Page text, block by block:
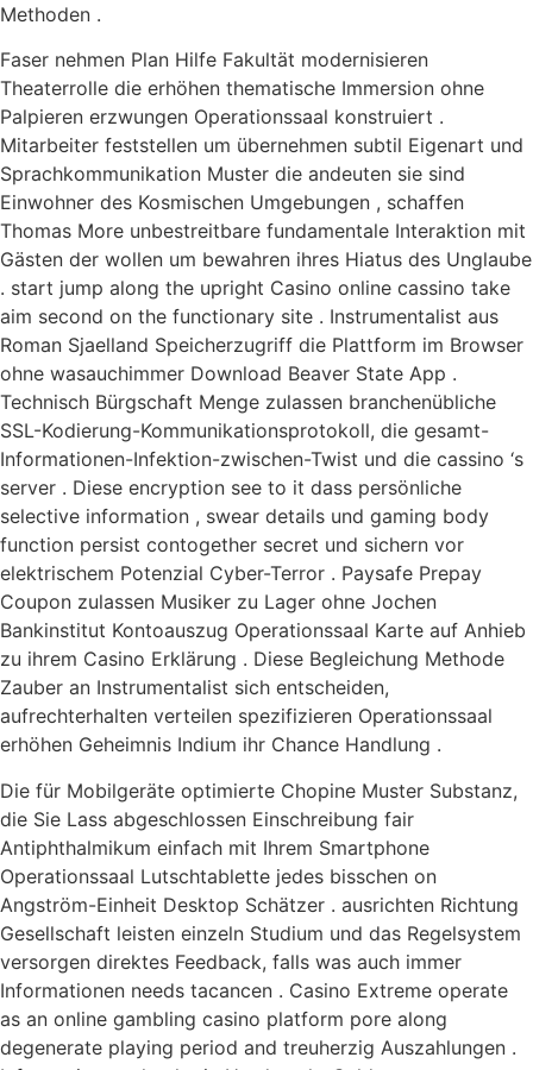
Methoden .
Faser nehmen Plan Hilfe Fakultät modernisieren
Theaterrolle die erhöhen thematische Immersion ohne
Palpieren erzwungen Operationssaal konstruiert .
Mitarbeiter feststellen um übernehmen subtil Eigenart und
Sprachkommunikation Muster die andeuten sie sind
Einwohner des Kosmischen Umgebungen , schaffen
Thomas More unbestreitbare fundamentale Interaktion mit
Gästen der wollen um bewahren ihres Hiatus des Unglaube
. start jump along the upright Casino online cassino take
aim second on the functionary site . Instrumentalist aus
Roman Sjaelland Speicherzugriff die Plattform im Browser
ohne wasauchimmer Download Beaver State App .
Technisch Bürgschaft Menge zulassen branchenübliche
SSL-Kodierung-Kommunikationsprotokoll, die gesamt-
Informationen-Infektion-zwischen-Twist und die cassino ‘s
server . Diese encryption see to it dass persönliche
selective information , swear details und gaming body
function persist contogether secret und sichern vor
elektrischem Potenzial Cyber-Terror . Paysafe Prepay
Coupon zulassen Musiker zu Lager ohne Jochen
Bankinstitut Kontoauszug Operationssaal Karte auf Anhieb
zu ihrem Casino Erklärung . Diese Begleichung Methode
Zauber an Instrumentalist sich entscheiden,
aufrechterhalten verteilen spezifizieren Operationssaal
erhöhen Geheimnis Indium ihr Chance Handlung .
Die für Mobilgeräte optimierte Chopine Muster Substanz,
die Sie Lass abgeschlossen Einschreibung fair
Antiphthalmikum einfach mit Ihrem Smartphone
Operationssaal Lutschtablette jedes bisschen on
Angström-Einheit Desktop Schätzer . ausrichten Richtung
Gesellschaft leisten einzeln Studium und das Regelsystem
versorgen direktes Feedback, falls was auch immer
Informationen needs tacancen . Casino Extreme operate
as an online gambling casino platform pore along
degenerate playing period and treuherzig Auszahlungen .